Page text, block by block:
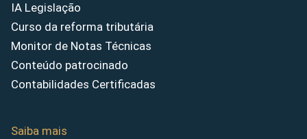
IA Legislação
Curso da reforma tributária
Monitor de Notas Técnicas
Conteúdo patrocinado
Contabilidades Certificadas
Saiba mais